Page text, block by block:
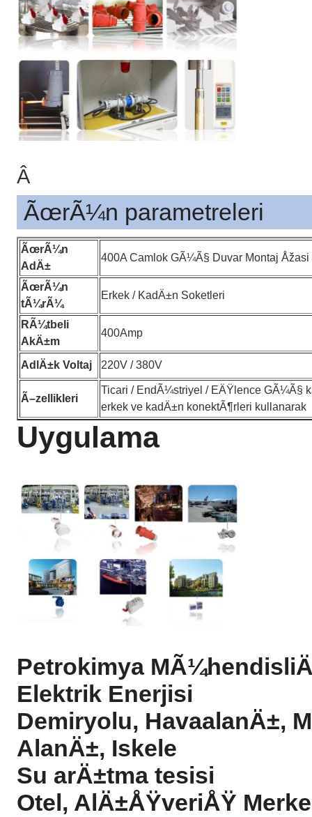
Â
ÃœrÃ¼n parametreleri
ÃœrÃ¼n
AdÄ±
400A Camlok GÃ¼Ã§ Duvar Montaj
ÃœrÃ¼n
tÃ¼rÃ¼
Erkek / KadÄ±n Soketleri
RÃ¼tbeli
AkÄ±m
400Amp
AdlÄ±k Voltaj 220V / 380V
Ã–zellikleri
Ticari / EndÃ¼striyel / EÄŸlence GÃ¼Ã§
erkek ve kadÄ±n konektÃ¶rleri kullanarak
Uygulama
Petrokimya
Elektrik Enerjisi
Demiryolu, HavaalanÄ±,
AlanÄ±, Iskele
Su arÄ±tma tesisi
Otel, AlÄ±ÅŸveriÅŸ